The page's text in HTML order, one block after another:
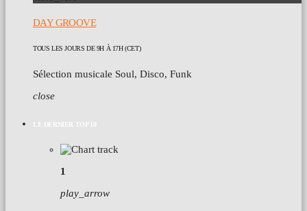
DAY GROOVE
TOUS LES JOURS DE 9H À 17H (CET)
Sélection musicale Soul, Disco, Funk
close
LE DERNIER TOP 10
1
play_arrow